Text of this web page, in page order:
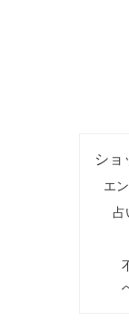
ショ
エ
占